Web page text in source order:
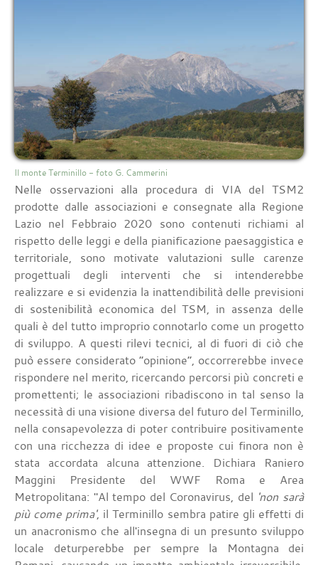
Il monte Terminillo - foto G. Cammerini
Nelle osservazioni alla procedura di VIA del TSM2
prodotte dalle associazioni e consegnate alla Regione
Lazio nel Febbraio 2020 sono contenuti richiami al
rispetto delle leggi e della pianificazione paesaggistica e
territoriale, sono motivate valutazioni sulle carenze
progettuali degli interventi che si intenderebbe
realizzare e si evidenzia la inattendibilità delle previsioni
di sostenibilità economica del TSM, in assenza delle
quali è del tutto improprio connotarlo come un progetto
di sviluppo. A questi rilevi tecnici, al di fuori di ciò che
può essere considerato “opinione”, occorrerebbe invece
rispondere nel merito, ricercando percorsi più concreti e
promettenti; le associazioni ribadiscono in tal senso la
necessità di una visione diversa del futuro del Terminillo,
nella consapevolezza di poter contribuire positivamente
con una ricchezza di idee e proposte cui finora non è
stata accordata alcuna attenzione. Dichiara Raniero
Maggini Presidente del WWF Roma e Area
Metropolitana: "Al tempo del Coronavirus, del 'non sarà
più come prima', il Terminillo sembra patire gli effetti di
un anacronismo che all'insegna di un presunto sviluppo
locale deturperebbe per sempre la Montagna dei